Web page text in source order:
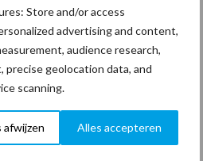
Store and/or access
advertising and content,
audience research,
precise geolocation data, and
scanning.
afwijzen Alles accepteren
Toon meer